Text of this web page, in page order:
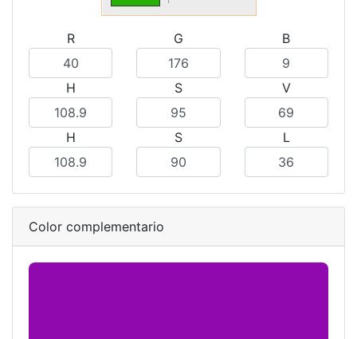
R G B
H S V
H S L
Color complementario